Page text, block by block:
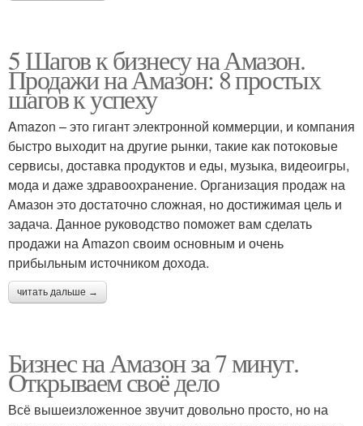
5 Шагов к бизнесу на Амазон.
Продажи на Амазон: 8 простых
шагов к успеху
Amazon – это гигант электронной коммерции, и компания
быстро выходит на другие рынки, такие как потоковые
сервисы, доставка продуктов и еды, музыка, видеоигры,
мода и даже здравоохранение. Организация продаж на
Амазон это достаточно сложная, но достижимая цель и
задача. Данное руководство поможет вам сделать
продажи на Amazon своим основным и очень
прибыльным источником дохода.
читать дальше →
Бизнес на Амазон за 7 минут.
Открываем своё дело
Всё вышеизложенное звучит довольно просто, но на